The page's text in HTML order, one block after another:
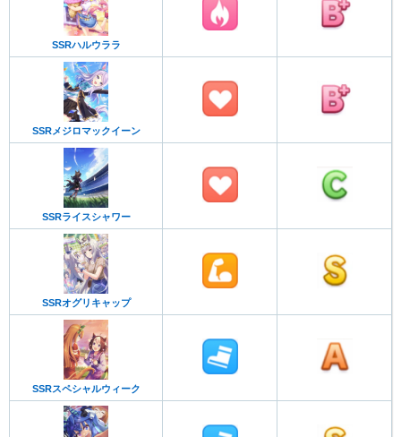
SSRハルウララ
SSRメジロマックイーン
SSRライスシャワー
SSRオグリキャップ
SSRスペシャルウィーク